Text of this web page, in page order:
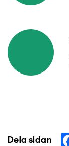
Dela sidan